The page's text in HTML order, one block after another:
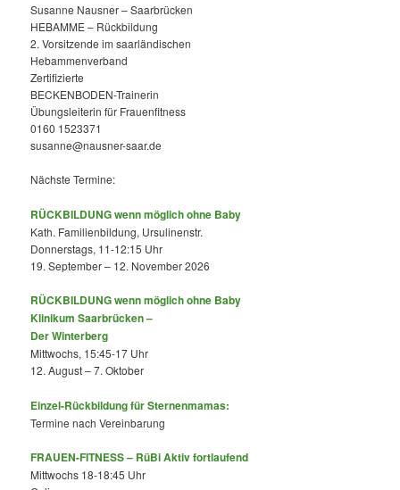
Susanne Nausner – Saarbrücken
HEBAMME – Rückbildung
2. Vorsitzende im saarländischen
Hebammenverband
Zertifizierte
BECKENBODEN-Trainerin
Übungsleiterin für Frauenfitness
0160 1523371
susanne@nausner-saar.de
Nächste Termine:
RÜCKBILDUNG wenn möglich ohne Baby
Kath. Familienbildung, Ursulinenstr.
Donnerstags, 11-12:15 Uhr
19. September – 12. November 2026
RÜCKBILDUNG wenn möglich ohne Baby
Klinikum Saarbrücken –
Der Winterberg
Mittwochs, 15:45-17 Uhr
12. August – 7. Oktober
Einzel-Rückbildung für Sternenmamas:
Termine nach Vereinbarung
FRAUEN-FITNESS – RüBi Aktiv fortlaufend
Mittwochs 18-18:45 Uhr